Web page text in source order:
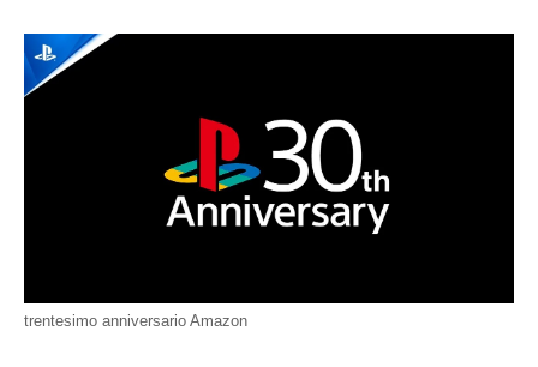
trentesimo anniversario Amazon